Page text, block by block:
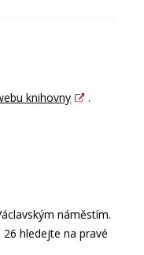
knihovny .
náměstím.
26 hledejte na pravé